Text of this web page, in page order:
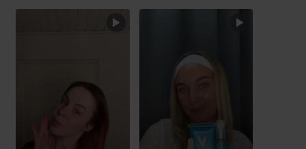
SPRING OVER SEKTIONEN